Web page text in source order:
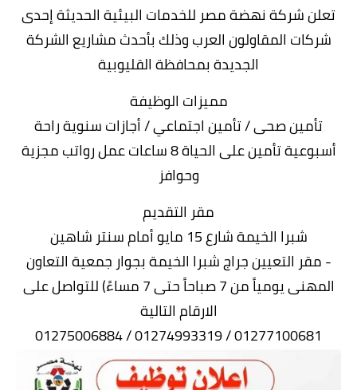
تعلن شركة نهضة مصر للخدمات البيئية الحديثة إحدى
شركات المقاولون العرب وذلك بأحدث مشاريع الشركة
الجديدة بمحافظة القليوبية
مميزات الوظيفة
تأمين صحى / تأمين اجتماعي / أجازات سنوية راحة
أسبوعية تأمين على الحياة 8 ساعات عمل رواتب مجزية
وحوافز
مقر التقديم
شبرا الخيمة شارع 15 مايو أمام سنتر شاهين
- مقر التعيين جراج شبرا الخيمة بجوار جمعية التعاون
المهنى يومياً من 7 صباحاً حتى 7 مساءً) للتواصل على
الارقام التالية
01277100681 / 01274993319 / 01275006884